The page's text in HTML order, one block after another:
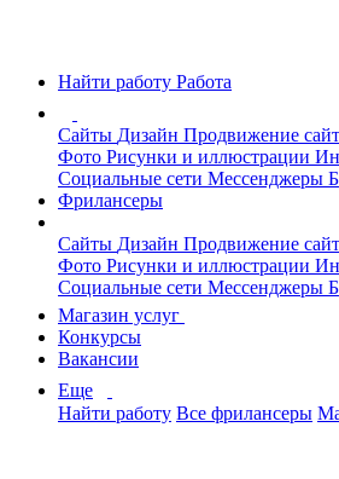
Найти работу Работа
Сайты Дизайн Продвижение
Фото Рисунки и иллюстрации
Социальные сети Мессенджеры
Фрилансеры
Сайты Дизайн Продвижение
Фото Рисунки и иллюстрации
Социальные сети Мессенджеры
Магазин услуг
Конкурсы
Вакансии
Еще
Найти работу Все фрилансеры